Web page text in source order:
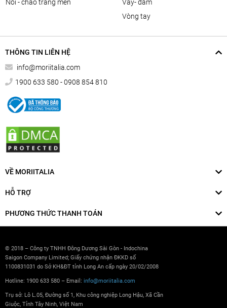
nồi - chảo tráng men
váy- đầm
vòng tay
THÔNG TIN LIÊN HỆ
info@moriitalia.com
1900 633 580 - 0908 854 810
VỀ MORIITALIA
HỖ TRỢ
PHƯƠNG THỨC THANH TOÁN
© 2018 – Công ty TNHH Đông Dương Sài Gòn - Indochina
Saigon Company Limited; Giấy chứng nhận ĐKKD số
1100831031 do Sở KH&ĐT tỉnh Long An cấp ngày 20/02/2008
Hotline: 1900 633 580 – Email: info@moriitalia.com
Trụ sở: Lô L.05, Đường số 1, Khu công nghiệp Long Hậu, Xã Cần
Giuộc, Tỉnh Tây Ninh, Việt Nam